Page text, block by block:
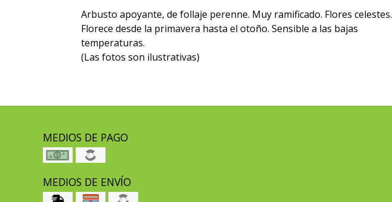
Arbusto apoyante, de follaje perenne. Muy ramificado. Flores celestes.
Florece desde la primavera hasta el otoño. Sensible a las bajas
temperaturas.
(Las fotos son ilustrativas)
MEDIOS DE PAGO
MEDIOS DE ENVÍO